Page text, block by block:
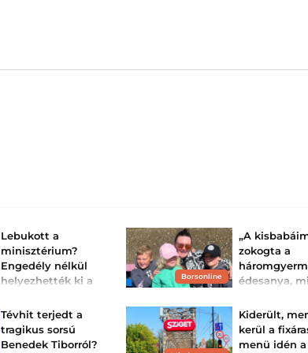
Lebukott a
minisztérium?
Engedély nélkül
helyezhették ki a
falára
A minisztérium nem
tudta igazolni, hogy
szabályosan helyezték ki a
Borsonline
„A
zokogta a
édesanya,
rejtélyes
gyóg...
Sokkoló
egy 36 éves
Tévhit terjedt a
tragikus sorsú
Benedek Tiborról?
Kiderült,
kerül a
menü idén a